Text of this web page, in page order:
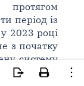
протягом
період із
2023 році
з початку
систему
потрібно